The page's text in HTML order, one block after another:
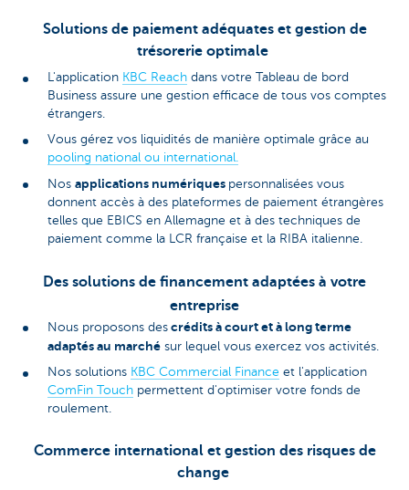
Solutions de paiement adéquates et gestion de
trésorerie optimale
L'application KBC Reach dans votre Tableau de bord
Business assure une gestion efficace de tous vos comptes
étrangers.
Vous gérez vos liquidités de manière optimale grâce au
pooling national ou international.
Nos applications numériques personnalisées vous
donnent accès à des plateformes de paiement étrangères
telles que EBICS en Allemagne et à des techniques de
paiement comme la LCR française et la RIBA italienne.
Des solutions de financement adaptées à votre
entreprise
Nous proposons des crédits à court et à long terme
adaptés au marché sur lequel vous exercez vos activités.
Nos solutions KBC Commercial Finance et l'application
ComFin Touch permettent d'optimiser votre fonds de
roulement.
Commerce international et gestion des risques de
change